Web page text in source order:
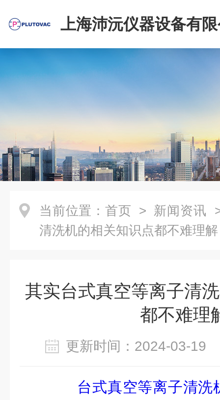
上海沛沅仪器设备有
当前位置： 首页 > 新闻资讯
清洗机的相关知识点都不难理解
其实台式真空等离子清
都不难理
更新时间：2024-03-
台式真空等离子清洗